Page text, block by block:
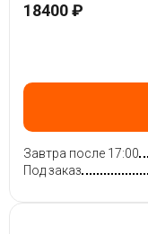
18400 ₽
Завтра после 17:00
Под заказ